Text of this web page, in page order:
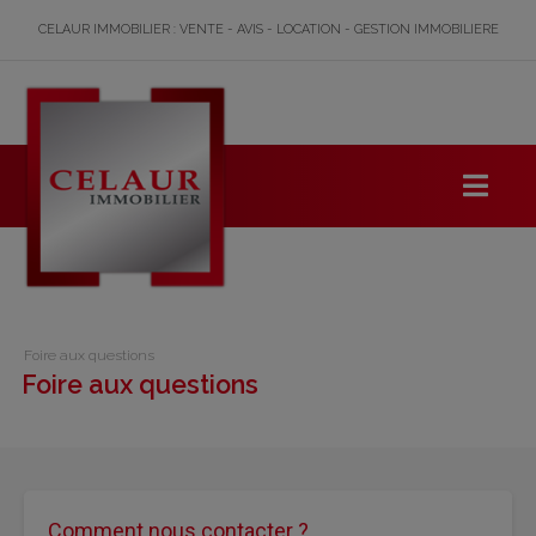
CELAUR IMMOBILIER : VENTE - AVIS - LOCATION - GESTION IMMOBILIERE
Foire aux questions
Foire aux questions
Comment nous contacter ?